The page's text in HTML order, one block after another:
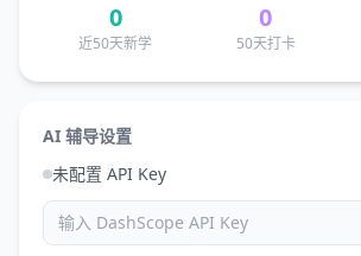
0
近50天新学
0
50天打卡
AI 辅导设置
未配置 API Key